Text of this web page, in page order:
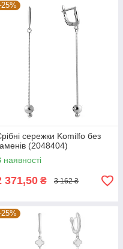
сережки Komilfo без
(2048404)
наявності
371,50 ₴ 3 162 ₴